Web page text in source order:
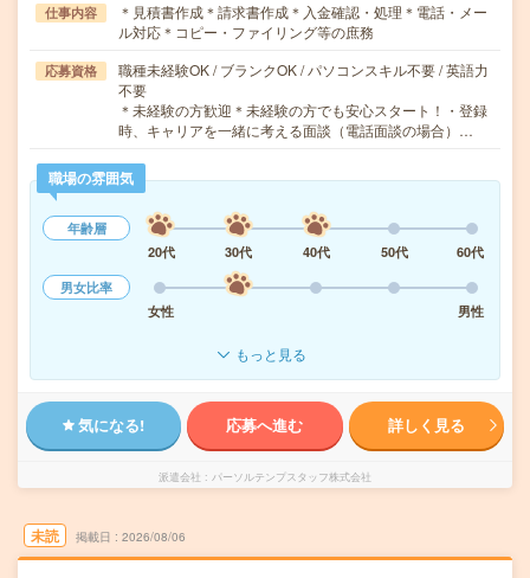
仕事内容
＊見積書作成＊請求書作成＊入金確認・処理＊電話・メー
ル対応＊コピー・ファイリング等の庶務
応募資格
職種未経験OK / ブランクOK / パソコンスキル不要 / 英語力
不要
＊未経験の方歓迎＊未経験の方でも安心スタート！・登録
時、キャリアを一緒に考える面談（電話面談の場合）…
職場の雰囲気
年齢層
20代
30代 40代 50代
60代
男女比率
女性
男性
もっと見る
気になる! 応募へ進む 詳しく見る
派遣会社 パーソルテンプスタッフ株式会社
未読 掲載日 2026/08/06